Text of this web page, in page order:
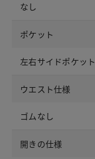
なし
ポケット
左右サイドポケット
ウエスト仕様
ゴムなし
開きの仕様